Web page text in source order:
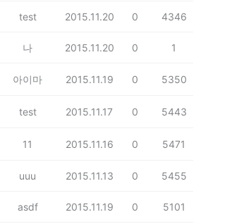
test 2015.11.20 0 4346
나 2015.11.20 0 1
아이마 2015.11.19 0 5350
test 2015.11.17 0 5443
11 2015.11.16 0 5471
uuu 2015.11.13 0 5455
asdf 2015.11.19 0 5101